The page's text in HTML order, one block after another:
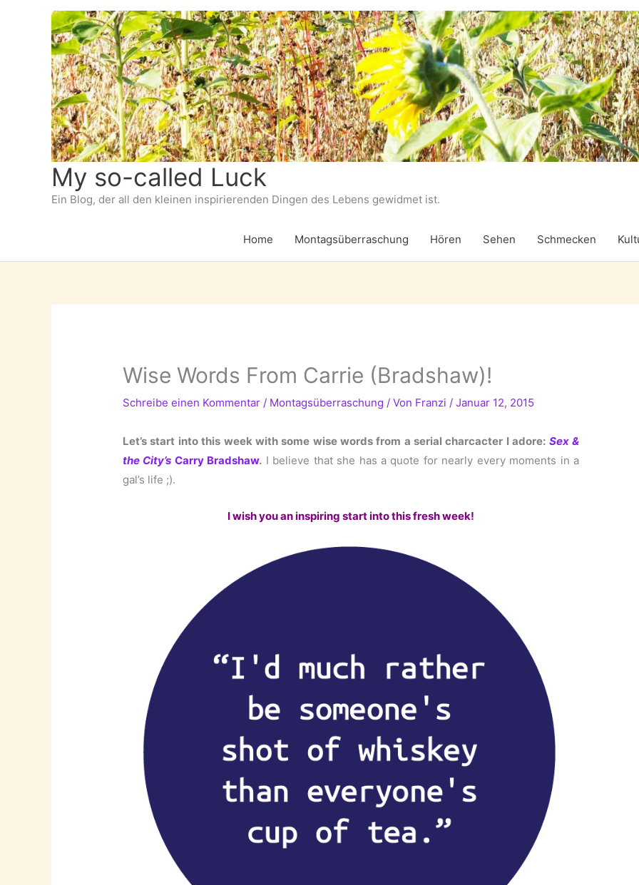
My so-called Luck
Ein Blog, der all den kleinen inspirierenden Dingen des Lebens gewidmet ist.
Home Montagsüberraschung Hören Sehen Schmecken
Wise Words From Carrie (Bradshaw)!
Schreibe einen Kommentar / Montagsüberraschung / Von Franzi /Januar 12, 2015
Let’s start into this week with some wise words from a serial charcacter I adore: Sex &
the City’s Carry Bradshaw. I believe that she has a quote for nearly every moments in a
gal’s life ;).
I wish you an inspiring start into this fresh week!